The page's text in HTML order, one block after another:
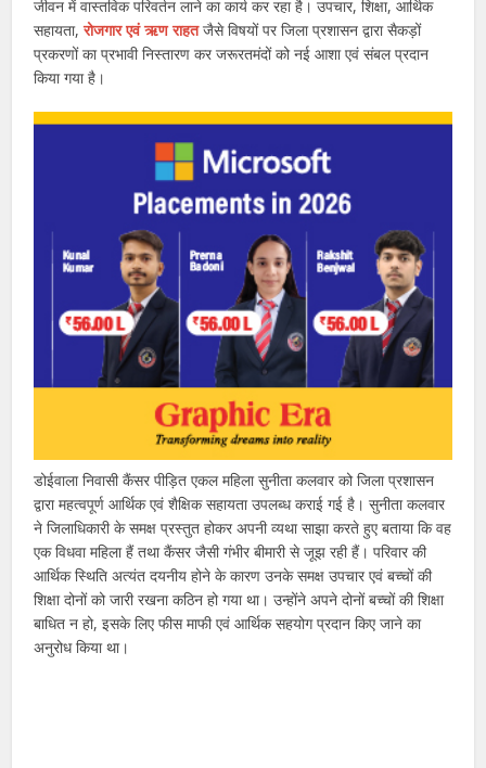
जीवन में वास्तविक परिवर्तन लाने का कार्य कर रहा है। उपचार, शिक्षा, आर्थिक
सहायता,रोजगार एवं ऋण राहतजैसे विषयों पर जिला प्रशासन द्वारा सैकड़ों
प्रकरणों का प्रभावी निस्तारण कर जरूरतमंदों को नई आशा एवं संबल प्रदान
किया गया है।
डोईवाला निवासी कैंसर पीड़ित एकल महिला सुनीता कलवार को जिला प्रशासन
द्वारा महत्वपूर्ण आर्थिक एवं शैक्षिक सहायता उपलब्ध कराई गई है। सुनीता कलवार
ने जिलाधिकारी के समक्ष प्रस्तुत होकर अपनी व्यथा साझा करते हुए बताया कि वह
एक विधवा महिला हैं तथा कैंसर जैसी गंभीर बीमारी से जूझ रही हैं। परिवार की
आर्थिक स्थिति अत्यंत दयनीय होने के कारण उनके समक्ष उपचार एवं बच्चों की
शिक्षा दोनों को जारी रखना कठिन हो गया था। उन्होंने अपने दोनों बच्चों की शिक्षा
बाधित न हो, इसके लिए फीस माफी एवं आर्थिक सहयोग प्रदान किए जाने का
अनुरोध किया था।